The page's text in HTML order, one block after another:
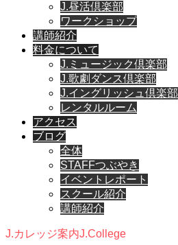
J.昼活倶楽部
ワークショップ
講師紹介
料金について
J.ミュージック倶楽部
J.歌劇ダンス倶楽部
J.イングリッシュ倶楽部
レンタルルーム
アクセス
ブログ
全体
STAFFつぶやき
イベントレポート
スクール紹介
講師紹介
J.カレッジ案内J.College